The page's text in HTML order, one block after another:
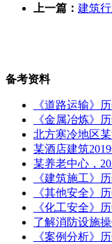
上一篇： 建筑
备考资料
《道路运输》
《金属冶炼》
北方寒冷地区
某酒店建筑
某养老中心，
《建筑施工》
《其他安全》
《化工安全》
了解消防设施
《案例分析》